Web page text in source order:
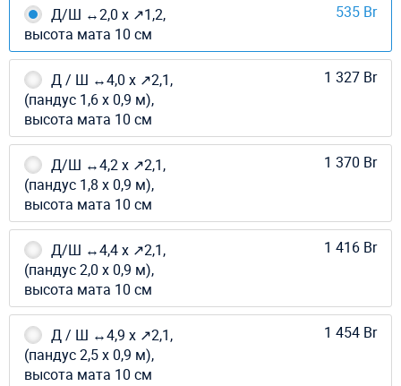
Д/Ш ↔2,0 х ↗1,2,
высота мата 10 см
535 Br
Д / Ш ↔4,0 х ↗2,1,
(пандус 1,6 х 0,9 м),
высота мата 10 см
1 327 Br
Д/Ш ↔4,2 х ↗2,1,
(пандус 1,8 х 0,9 м),
высота мата 10 см
1 370 Br
Д/Ш ↔4,4 х ↗2,1,
(пандус 2,0 х 0,9 м),
высота мата 10 см
1 416 Br
Д / Ш ↔4,9 х ↗2,1,
(пандус 2,5 х 0,9 м),
высота мата 10 см
1 454 Br